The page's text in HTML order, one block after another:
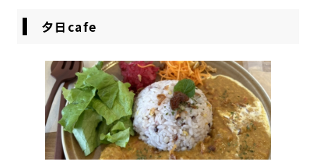
夕日cafe